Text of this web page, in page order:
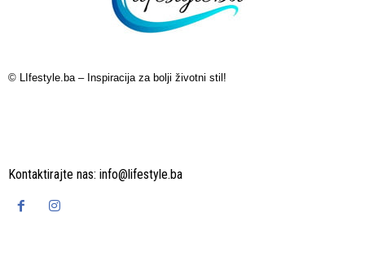
© LIfestyle.ba – Inspiracija za bolji životni stil!
Kontaktirajte nas: info@lifestyle.ba